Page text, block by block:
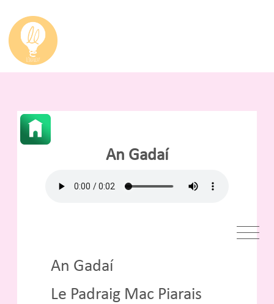
An Gadaí
An Gadaí
Le Padraig Mac Piarais